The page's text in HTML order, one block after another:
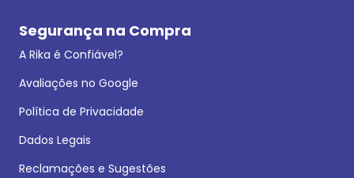
Segurança na Compra
A Rika é Confiável?
Avaliações no Google
Política de Privacidade
Dados Legais
Reclamações e Sugestões